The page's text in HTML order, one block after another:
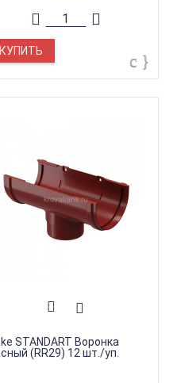
КУПИТЬ
STANDART Воронка
(RR29) 12 шт./уп.